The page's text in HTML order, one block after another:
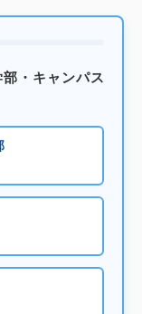
・キャンパス